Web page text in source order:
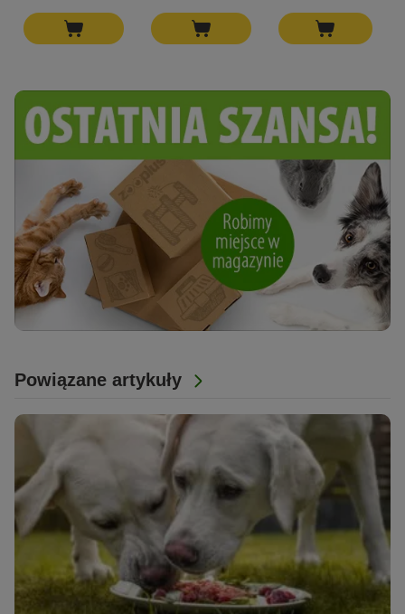
Powiązane artykuły